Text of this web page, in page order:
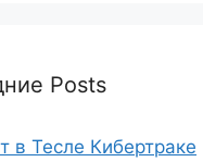
Posts
в Тесле Кибертраке